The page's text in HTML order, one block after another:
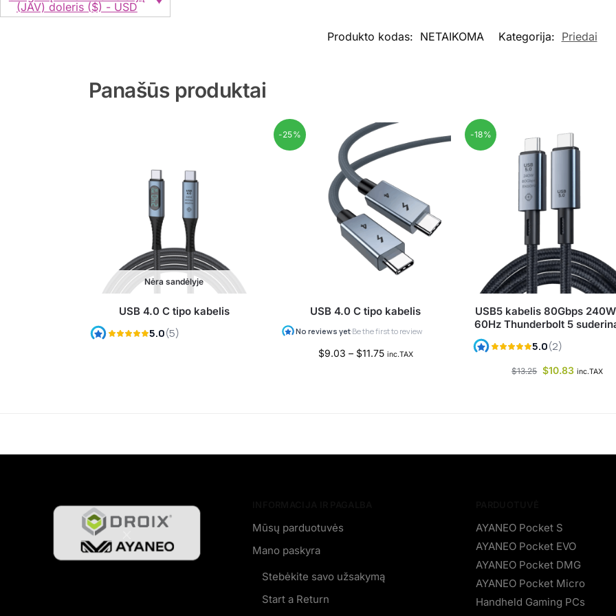
(JAV) doleris ($) - USD
Produkto kodas: NETAIKOMA Kategorija: Priedai
Panašūs produktai
Nėra sandėlyje
USB 4.0 C tipo kabelis
-25%
USB 4.0 C tipo kabelis
$9.03 – $11.75 inc.TAX
-18%
USB5 kabelis 80Gbps
60Hz Thunderbolt 5
$13.25 $10.83 inc.TAX
Mūsų parduotuvės
Mano paskyra
Stebėkite savo užsakymą
Start a Return
AYANEO Pocket S
AYANEO Pocket EVO
AYANEO Pocket DMG
AYANEO Pocket Micro
Handheld Gaming PCs